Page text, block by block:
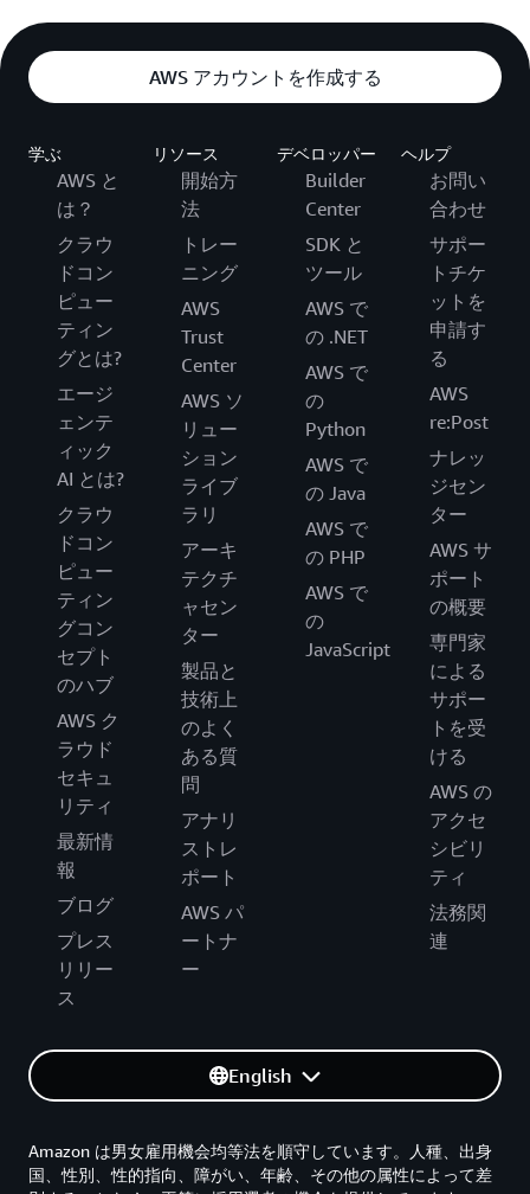
AWS アカウントを作成する
学ぶ
AWS と
は？
クラウ
ドコン
ピュー
ティン
グとは?
エージ
ェンテ
ィック
AI とは?
クラウ
ドコン
ピュー
ティン
グコン
セプト
のハブ
AWS ク
ラウド
セキュ
リティ
最新情
報
ブログ
プレス
リリー
ス
リソース
開始方
法
トレー
ニング
AWS
Trust
Center
AWS ソ
リュー
ション
ライブ
ラリ
アーキ
テクチ
ャセン
ター
製品と
技術上
のよく
ある質
問
アナリ
ストレ
ポート
AWS パ
ートナ
ー
デベロッパー
Builder
Center
SDK と
ツール
AWS で
の .NET
AWS で
の
Python
AWS で
の Java
AWS で
の PHP
AWS で
の
JavaScript
ヘルプ
お問い
合わせ
サポー
トチケ
ットを
申請す
る
AWS
re:Post
ナレッ
ジセン
ター
AWS サ
ポート
の概要
専門家
による
サポー
トを受
ける
AWS の
アクセ
シビリ
ティ
法務関
連
English
Amazon は男女雇用機会均等法を順守しています。人種、出身
国、性別、性的指向、障がい、年齢、その他の属性によって差